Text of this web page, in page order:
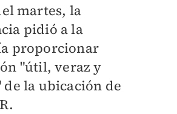
martes, la
pidió a la
proporcionar
"útil, veraz y
la ubicación de